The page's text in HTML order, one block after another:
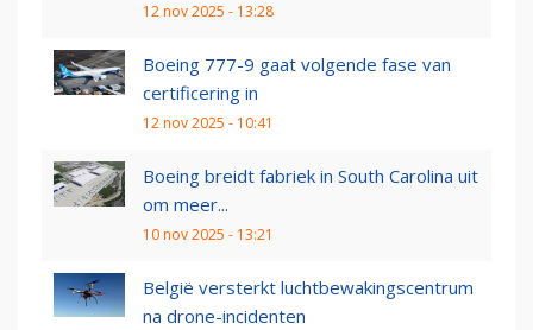
12 nov 2025 - 13:28
Boeing 777-9 gaat volgende fase van
certificering in
12 nov 2025 - 10:41
Boeing breidt fabriek in South Carolina uit
om meer...
10 nov 2025 - 13:21
België versterkt luchtbewakingscentrum
na drone-incidenten